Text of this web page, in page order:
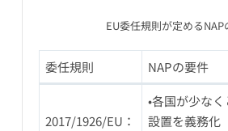
EU委任規則が定めるNAP
委任規則 NAPの要件
2017/1926/EU：
•各国が少な
設置を義務化